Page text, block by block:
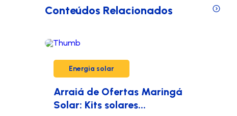
Conteúdos Relacionados
Energia solar
Arraiá de Ofertas Maringá
Solar: Kits solares...